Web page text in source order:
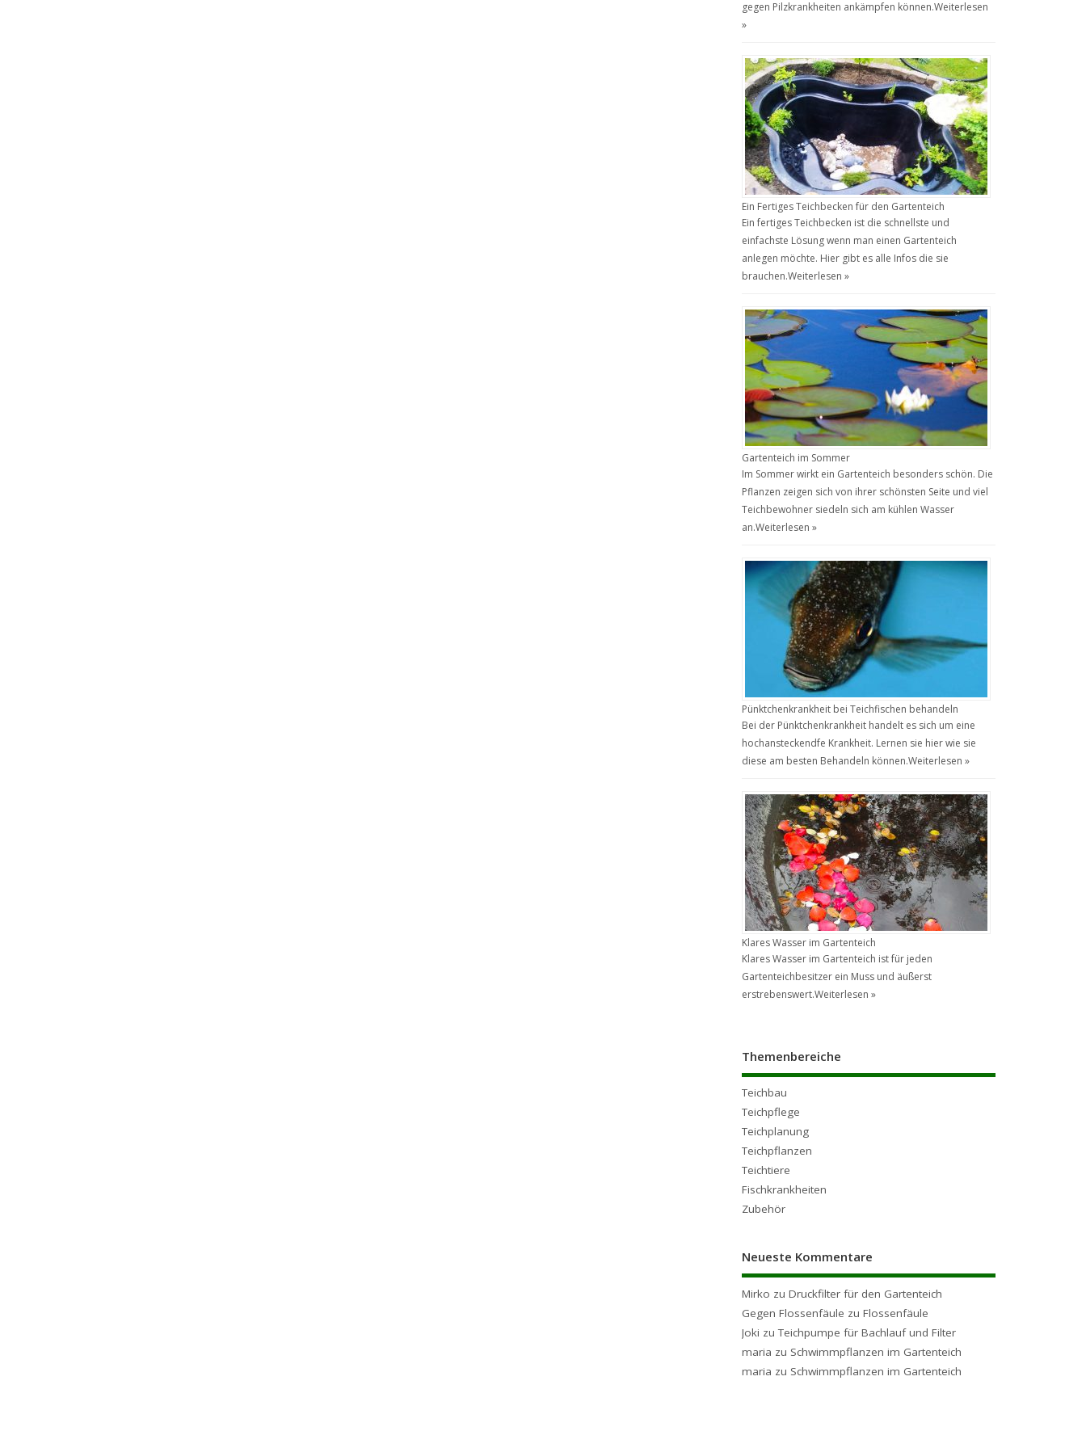
gegen Pilzkrankheiten ankämpfen können.Weiterlesen
»
Ein Fertiges Teichbecken für den Gartenteich
Ein fertiges Teichbecken ist die schnellste und
einfachste Lösung wenn man einen Gartenteich
anlegen möchte. Hier gibt es alle Infos die sie
brauchen.Weiterlesen »
Gartenteich im Sommer
Im Sommer wirkt ein Gartenteich besonders schön. Die
Pflanzen zeigen sich von ihrer schönsten Seite und viel
Teichbewohner siedeln sich am kühlen Wasser
an.Weiterlesen »
Pünktchenkrankheit bei Teichfischen behandeln
Bei der Pünktchenkrankheit handelt es sich um eine
hochansteckendfe Krankheit. Lernen sie hier wie sie
diese am besten Behandeln können.Weiterlesen »
Klares Wasser im Gartenteich
Klares Wasser im Gartenteich ist für jeden
Gartenteichbesitzer ein Muss und äußerst
erstrebenswert.Weiterlesen »
Themenbereiche
Teichbau
Teichpflege
Teichplanung
Teichpflanzen
Teichtiere
Fischkrankheiten
Zubehör
Neueste Kommentare
Mirko zuDruckfilter für den Gartenteich
Gegen Flossenfäule zuFlossenfäule
Joki zuTeichpumpe für Bachlauf und Filter
maria zu Schwimmpflanzen im Gartenteich
maria zu Schwimmpflanzen im Gartenteich